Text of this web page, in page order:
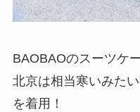
BAOBAOのスーツケ
北京は相当寒いみた
を着用！